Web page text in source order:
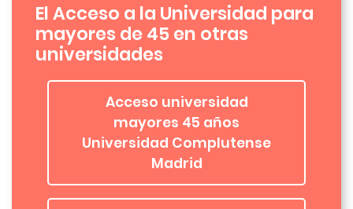
El Acceso a la Universidad para
mayores de 45 en otras
universidades
Acceso universidad
mayores 45 años
Universidad Complutense
Madrid